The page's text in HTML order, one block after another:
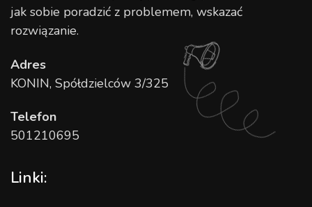
jak sobie poradzić z problemem, wskazać
rozwiązanie.
Adres
KONIN, Spółdzielców 3/325
Telefon
501210695
Linki: